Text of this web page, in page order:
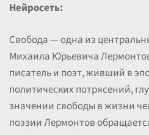
Нейросеть:
Свобода — одна из
Михаила Юрьевича
писатель и поэт, живший в
политических потрясений,
значении свободы в жизни
поэзии Лермонтов